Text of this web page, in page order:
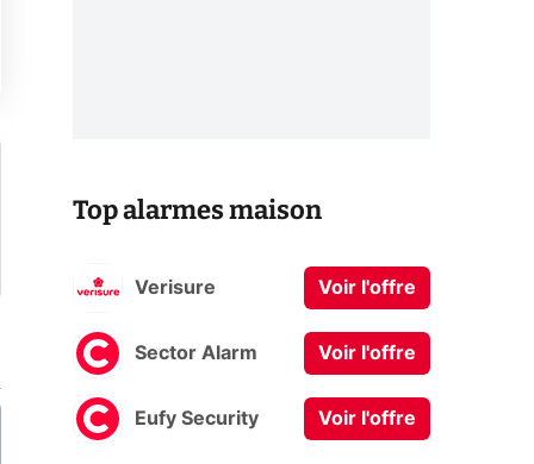
Top alarmes maison
Verisure Voir l'offre
Sector Alarm Voir l'offre
Eufy Security Voir l'offre